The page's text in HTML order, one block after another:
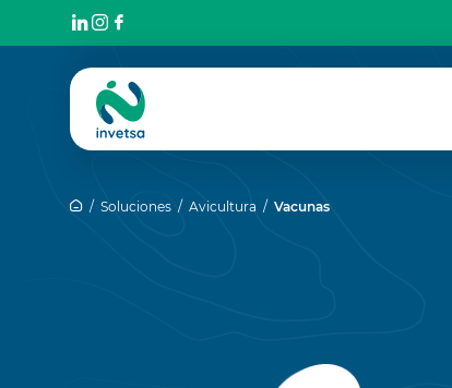
Soluciones Avicultura Vacunas